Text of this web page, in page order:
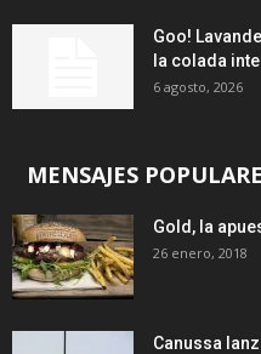
Goo!
la colada
6 agosto, 2026
MENSAJES
Gold, la
26 enero, 2018
Canussa